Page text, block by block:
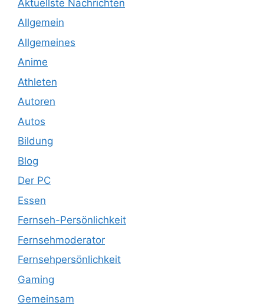
Aktuellste Nachrichten
Allgemein
Allgemeines
Anime
Athleten
Autoren
Autos
Bildung
Blog
Der PC
Essen
Fernseh-Persönlichkeit
Fernsehmoderator
Fernsehpersönlichkeit
Gaming
Gemeinsam